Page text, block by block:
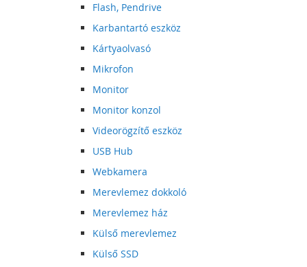
Flash, Pendrive
Karbantartó eszköz
Kártyaolvasó
Mikrofon
Monitor
Monitor konzol
Videorögzítő eszköz
USB Hub
Webkamera
Merevlemez dokkoló
Merevlemez ház
Külső merevlemez
Külső SSD